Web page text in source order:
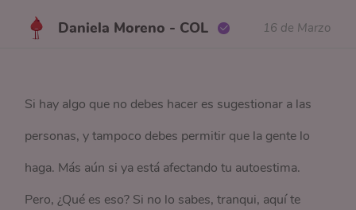
Daniela Moreno - COL 16 de Marzo
Si hay algo que no debes hacer es sugestionar a las
personas, y tampoco debes permitir que la gente lo
haga. Más aún si ya está afectando tu autoestima.
Pero, ¿Qué es eso? Si no lo sabes, tranqui, aquí te